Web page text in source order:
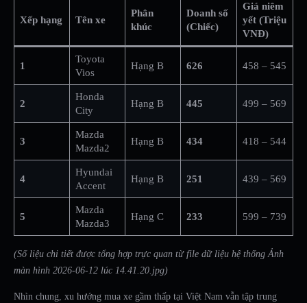
Xếp hạng Tên xe
Phân
khúc
Doanh số
(Chiếc)
Giá niêm
yết (Triệu
VNĐ)
1
Toyota
Vios
Hạng B 626 458 – 545
2
Honda
City
Hạng B 445 499 – 569
3
Mazda
Mazda2
Hạng B 434 418 – 544
4
Hyundai
Accent
Hạng B 251 439 – 569
5
Mazda
Mazda3
Hạng C 233 599 – 739
(Số liệu chi tiết được tổng hợp trực quan từ file dữ liệu hệ thống Ảnh
màn hình 2026-06-12 lúc 14.41.20.jpg)
Nhìn chung, xu hướng mua xe gầm thấp tại Việt Nam vẫn tập trung